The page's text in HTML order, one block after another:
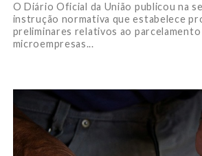
O Diário Oficial da União publicou na
instrução normativa que estabelece
preliminares relativos ao parcelamento
microempresas...